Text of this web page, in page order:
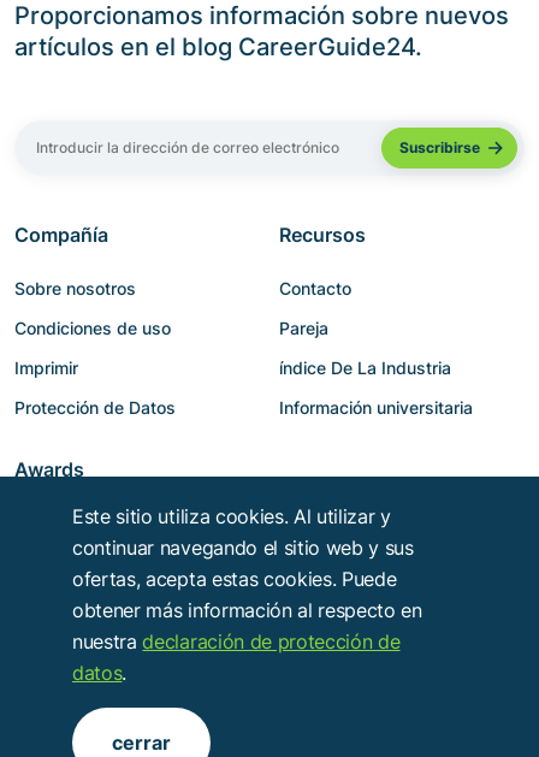
Proporcionamos información sobre nuevos
artículos en el blog CareerGuide24.
Compañía
Sobre nosotros
Condiciones de uso
Imprimir
Protección de Datos
Recursos
Contacto
Pareja
índice De La Industria
Información universitaria
Awards
Copyright © 2014 - 2026 Troy Verlags- und Werbungsgesellschaft mbH
Alle Rechte vorbehalten.
Este sitio utiliza cookies. Al utilizar y
continuar navegando el sitio web y sus
ofertas, acepta estas cookies. Puede
obtener más información al respecto en
nuestradeclaración de protección de
datos.
cerrar